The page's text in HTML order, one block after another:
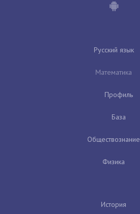
Русский язык
Математика
Профиль
База
Обществознание
Физика
История